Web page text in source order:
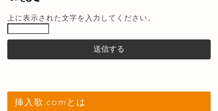
上に表示された文字を入力してください。
挿入歌.comとは